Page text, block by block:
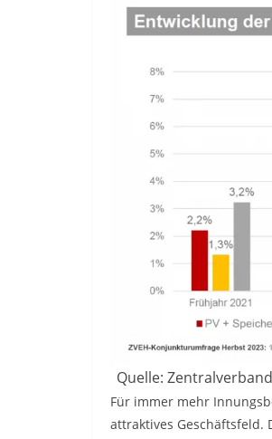
Quelle:
Für immer mehr
attraktives Geschäftsfeld.